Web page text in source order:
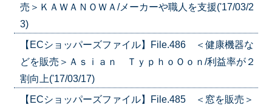
売＞ＫＡＷＡＮＯＷＡ/メーカーや職人を支援('17/03/2
3)
【ECショッパーズファイル】File.486 ＜健康機器な
どを販売＞Ａｓｉａｎ ＴｙｐｈｏＯｏｎ/利益率が２
割向上('17/03/17)
【ECショッパーズファイル】File.485 ＜窓を販売＞